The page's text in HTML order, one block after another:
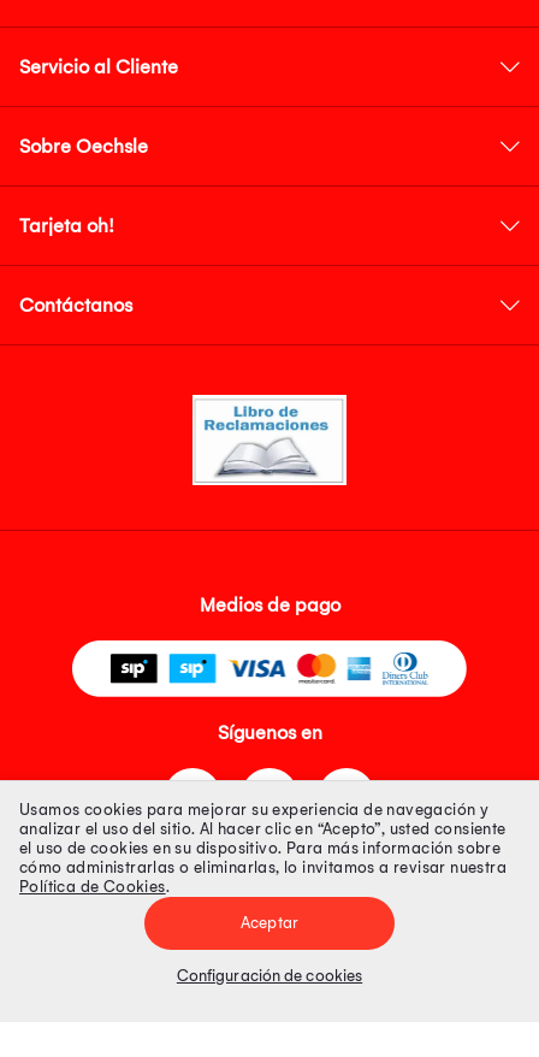
Servicio al Cliente
Sobre Oechsle
Tarjeta oh!
Contáctanos
Medios de pago
Síguenos en
Tienda 100% Segura
Tiendas Peruanas S.A. R.U.C. Nº 20493020618. Todos los derechos
Precios disponibles solo en www.oechsle.pe. Precios online publicados
Usamos cookies para mejorar su experiencia de navegación y
analizar el uso del sitio. Al hacer clic en “Acepto”, usted consiente
el uso de cookies en su dispositivo. Para más información sobre
cómo administrarlas o eliminarlas, lo invitamos a revisar nuestra
Política de Cookies.
Aceptar
Configuración de cookies